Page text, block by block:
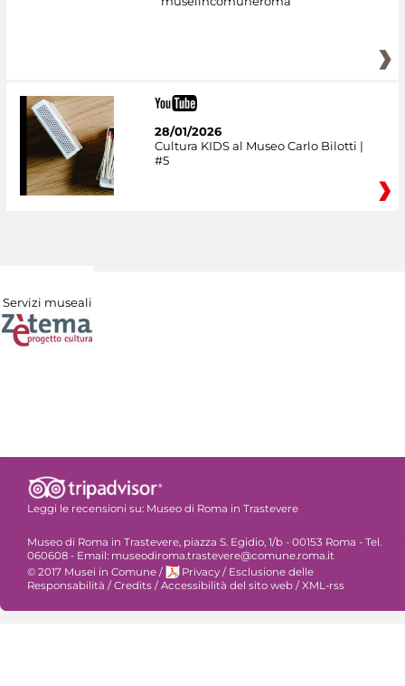
28/01/2026
Cultura KIDS al Museo Carlo Bilotti |
#5
Servizi museali
Leggi le recensioni su: Museo di Roma in Trastevere
Museo di Roma in Trastevere, piazza S. Egidio, 1/b - 00153 Roma - Tel.
060608 - Email: museodiroma.trastevere@comune.roma.it
© 2017 Musei in Comune / Privacy / Esclusione delle
Responsabilità /Credits /Accessibilità del sito web /XML-rss